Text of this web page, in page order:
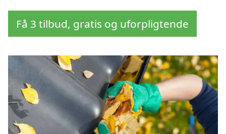
Få 3 tilbud, gratis og uforpligtende